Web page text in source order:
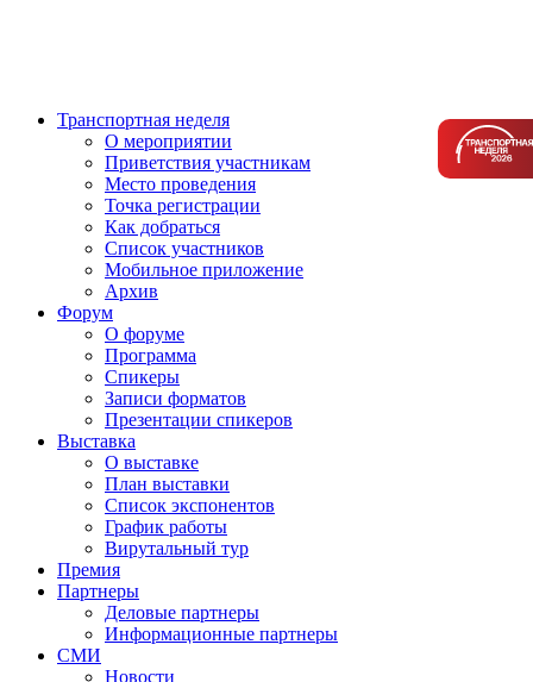
Транспортная неделя
О мероприятии
Приветствия участникам
Место проведения
Точка регистрации
Как добраться
Список участников
Мобильное приложение
Архив
Форум
О форуме
Программа
Спикеры
Записи форматов
Презентации спикеров
Выставка
О выставке
План выставки
Список экспонентов
График работы
Вирутальный тур
Премия
Партнеры
Деловые партнеры
Информационные партнеры
СМИ
Новости